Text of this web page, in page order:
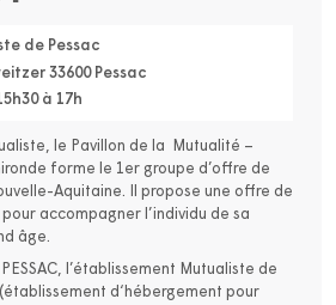
de Pessac
33600 Pessac
à 17h
le Pavillon de la Mutualité –
forme le 1er groupe d’offre de
Aquitaine. Il propose une offre de
accompagner l’individu de sa
âge.
l’établissement Mutualiste de
(établissement d‘hébergement pour